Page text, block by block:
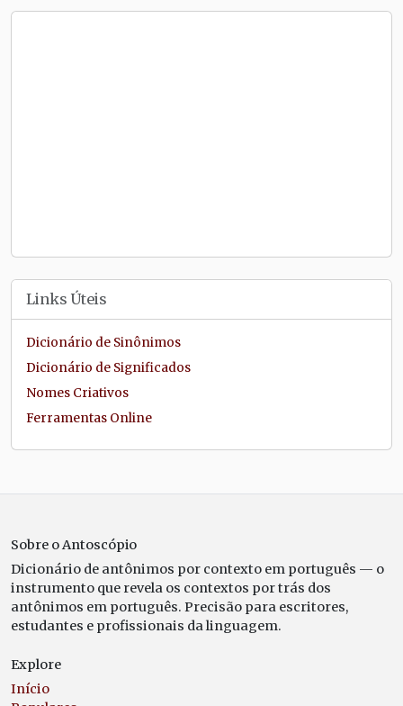
Links Úteis
Dicionário de Sinônimos
Dicionário de Significados
Nomes Criativos
Ferramentas Online
Sobre o Antoscópio
Dicionário de antônimos por contexto em português — o
instrumento que revela os contextos por trás dos
antônimos em português. Precisão para escritores,
estudantes e profissionais da linguagem.
Explore
Início